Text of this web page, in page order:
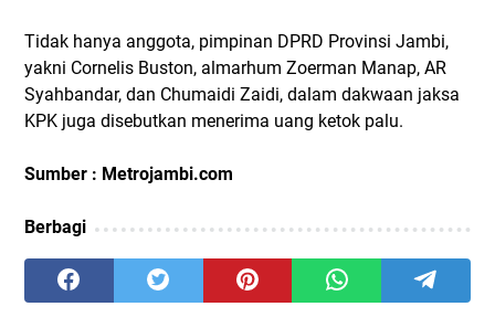
Tidak hanya anggota, pimpinan DPRD Provinsi Jambi,
yakni Cornelis Buston, almarhum Zoerman Manap, AR
Syahbandar, dan Chumaidi Zaidi, dalam dakwaan jaksa
KPK juga disebutkan menerima uang ketok palu.
Sumber : Metrojambi.com
Berbagi